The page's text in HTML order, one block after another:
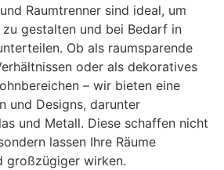
Raumtrenner sind ideal, um
gestalten und bei Bedarf in
Ob als raumsparende
oder als dekoratives
– wir bieten eine
und Designs, darunter
und Metall. Diese schaffen nicht
lassen Ihre Räume
großzügiger wirken.